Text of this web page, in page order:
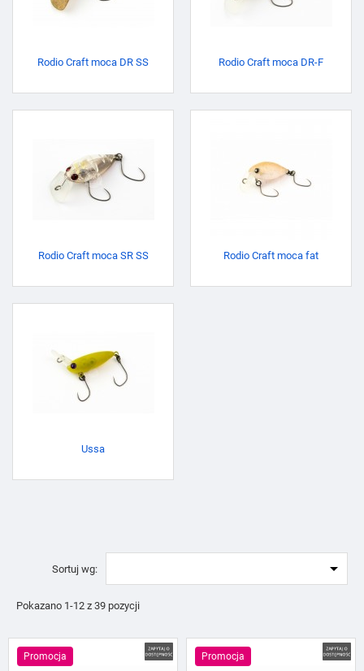
Rodio Craft moca DR SS Rodio Craft moca DR-F
Rodio Craft moca SR SS Rodio Craft moca fat
Ussa
Sortuj wg: 
Pokazano 1-12 z 39 pozycji
Promocja Promocja